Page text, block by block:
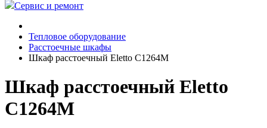
Сервис и ремонт
Тепловое оборудование
Расстоечные шкафы
Шкаф расстоечный Eletto C1264M
Шкаф расстоечный Eletto
C1264M